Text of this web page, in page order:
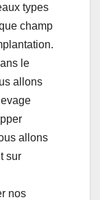
types
champ
le
allons
allons
sur
nos